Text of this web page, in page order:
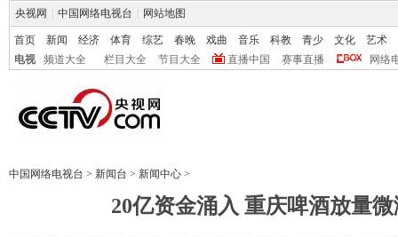
央视网 中国网络电视台 网站地图
首页 新闻 经济 体育 综艺 春晚 戏曲 音乐 科教 青少 文化
艺术
电视
频道大全 栏目大全 节目大全 直播中国 赛事直播 网络
中国网络电视台 > 新闻台 > 新闻中心 >
20亿资金涌入 重庆啤酒放量